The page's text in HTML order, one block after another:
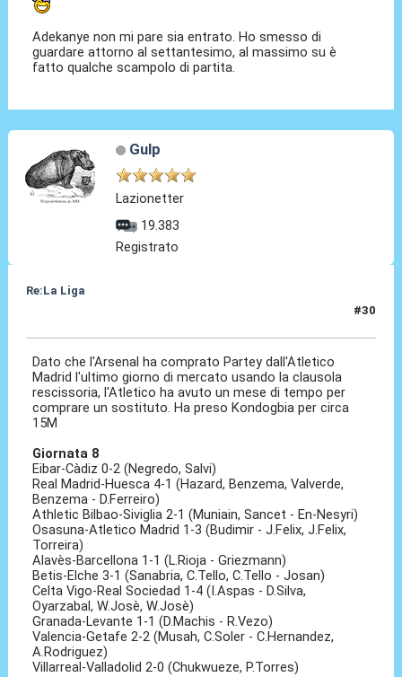
Adekanye non mi pare sia entrato. Ho smesso di
guardare attorno al settantesimo, al massimo su è
fatto qualche scampolo di partita.
Gulp
Lazionetter
19.383
Registrato
Re:La Liga
#30
Dato che l'Arsenal ha comprato Partey dall'Atletico
Madrid l'ultimo giorno di mercato usando la clausola
rescissoria, l'Atletico ha avuto un mese di tempo per
comprare un sostituto. Ha preso Kondogbia per circa
15M
Giornata 8
Eibar-Càdiz 0-2 (Negredo, Salvi)
Real Madrid-Huesca 4-1 (Hazard, Benzema, Valverde,
Benzema - D.Ferreiro)
Athletic Bilbao-Siviglia 2-1 (Muniain, Sancet - En-Nesyri)
Osasuna-Atletico Madrid 1-3 (Budimir - J.Felix, J.Felix,
Torreira)
Alavès-Barcellona 1-1 (L.Rioja - Griezmann)
Betis-Elche 3-1 (Sanabria, C.Tello, C.Tello - Josan)
Celta Vigo-Real Sociedad 1-4 (I.Aspas - D.Silva,
Oyarzabal, W.Josè, W.Josè)
Granada-Levante 1-1 (D.Machis - R.Vezo)
Valencia-Getafe 2-2 (Musah, C.Soler - C.Hernandez,
A.Rodriguez)
Villarreal-Valladolid 2-0 (Chukwueze, P.Torres)